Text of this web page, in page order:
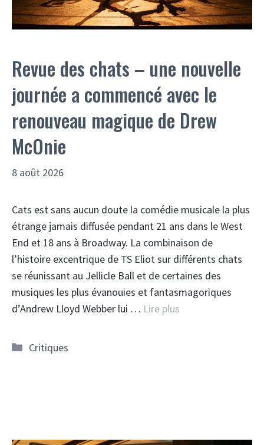
Revue des chats – une nouvelle
journée a commencé avec le
renouveau magique de Drew
McOnie
8 août 2026
Cats est sans aucun doute la comédie musicale la plus
étrange jamais diffusée pendant 21 ans dans le West
End et 18 ans à Broadway. La combinaison de
l’histoire excentrique de TS Eliot sur différents chats
se réunissant au Jellicle Ball et de certaines des
musiques les plus évanouies et fantasmagoriques
d’Andrew Lloyd Webber lui … Lire plus
Catégories
Critiques